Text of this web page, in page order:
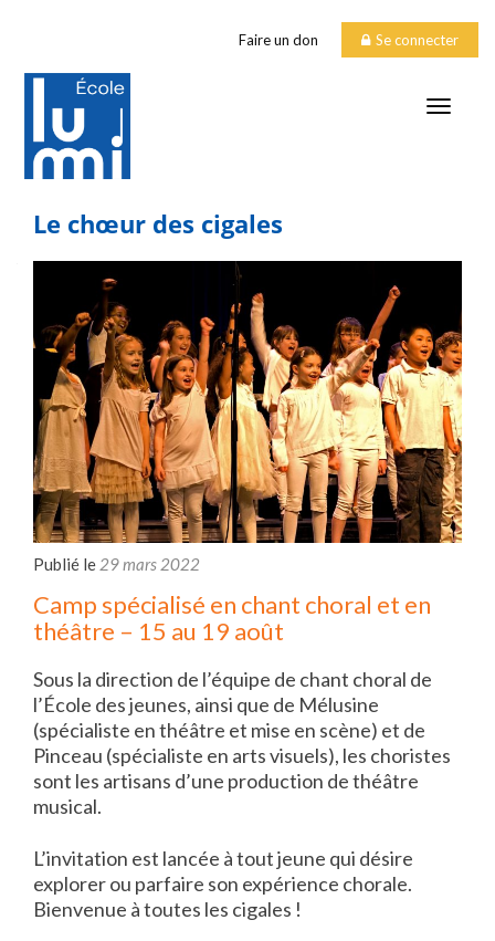
Faire un don Se connecter
Le chœur des cigales
Publié le 29 mars 2022
Camp spécialisé en chant choral et en
théâtre – 15 au 19 août
Sous la direction de l’équipe de chant choral de
l’École des jeunes, ainsi que de Mélusine
(spécialiste en théâtre et mise en scène) et de
Pinceau (spécialiste en arts visuels), les choristes
sont les artisans d’une production de théâtre
musical.
L’invitation est lancée à tout jeune qui désire
explorer ou parfaire son expérience chorale.
Bienvenue à toutes les cigales !